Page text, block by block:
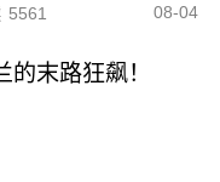
5561 08-04
的末路狂飙！